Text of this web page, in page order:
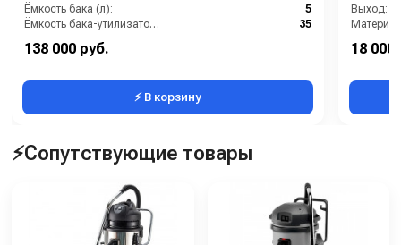
Ёмкость бака (л):
5
Ёмкость бака-утилизатора (л):
35
Рабочая ширина (мм):
138 000 руб.
⚡ В корзину
Выход:
Длина
18 000
⚡Сопутствующие товары